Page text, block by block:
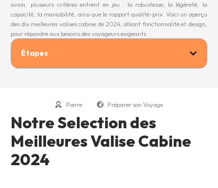
avion, plusieurs critères entrent en jeu : la robustesse, la légèreté, la
capacité, la maniabilité, ainsi que le rapport qualité-prix. Voici un aperçu
des dix meilleures valises cabine de 2024, alliant fonctionnalité et design,
pour répondre aux besoins des voyageurs exigeants.
Étapes
Pierre Préparer son Voyage
Notre Selection des
Meilleures Valise Cabine
2024